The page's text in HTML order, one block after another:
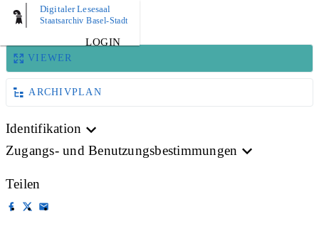
Digitaler Lesesaal
Staatsarchiv Basel-Stadt
LOGIN
BILD
VIEWER
ARCHIVPLAN
Identifikation
Zugangs- und Benutzungsbestimmungen
Teilen